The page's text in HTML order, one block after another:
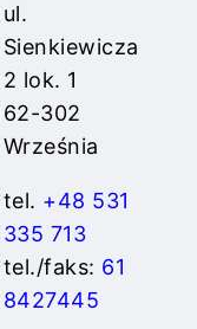
ul.
Sienkiewicza
2 lok. 1
62-302
Września
tel. +48 531
335 713
tel./faks: 61
8427445